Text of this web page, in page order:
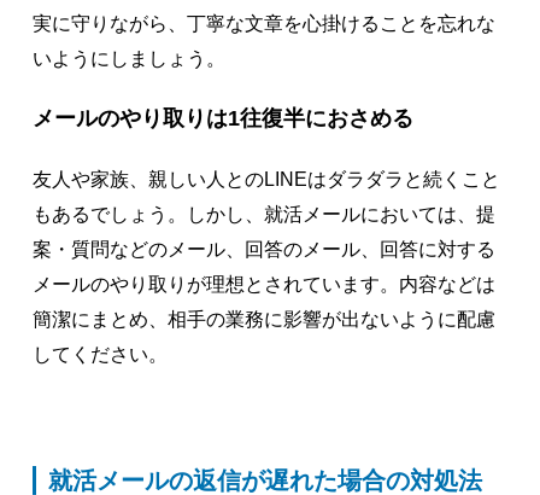
実に守りながら、丁寧な文章を心掛けることを忘れな
いようにしましょう。
メールのやり取りは1往復半におさめる
友人や家族、親しい人とのLINEはダラダラと続くこと
もあるでしょう。しかし、就活メールにおいては、提
案・質問などのメール、回答のメール、回答に対する
メールのやり取りが理想とされています。内容などは
簡潔にまとめ、相手の業務に影響が出ないように配慮
してください。
就活メールの返信が遅れた場合の対処法